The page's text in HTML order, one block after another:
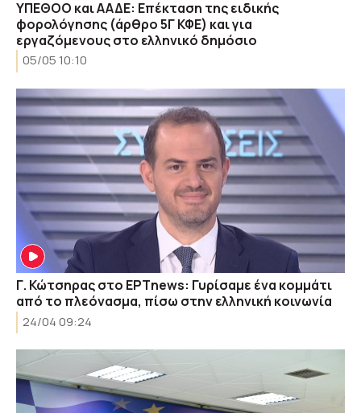
ΥΠΕΘΟΟ και ΑΑΔΕ: Επέκταση της ειδικής
φορολόγησης (άρθρο 5Γ ΚΦΕ) και για
εργαζόμενους στο ελληνικό δημόσιο
05/05 10:10
Γ. Κώτσηρας στο ΕΡΤnews: Γυρίσαμε ένα κομμάτι
από το πλεόνασμα, πίσω στην ελληνική κοινωνία
24/04 09:24